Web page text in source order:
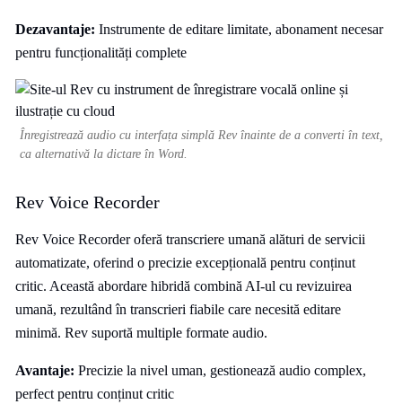
Dezavantaje: Instrumente de editare limitate, abonament necesar
pentru funcționalități complete
Înregistrează audio cu interfața simplă Rev înainte de a converti în text,
ca alternativă la dictare în Word.
Rev Voice Recorder
Rev Voice Recorder oferă transcriere umană alături de servicii
automatizate, oferind o precizie excepțională pentru conținut
critic. Această abordare hibridă combină AI-ul cu revizuirea
umană, rezultând în transcrieri fiabile care necesită editare
minimă. Rev suportă multiple formate audio.
Avantaje: Precizie la nivel uman, gestionează audio complex,
perfect pentru conținut critic